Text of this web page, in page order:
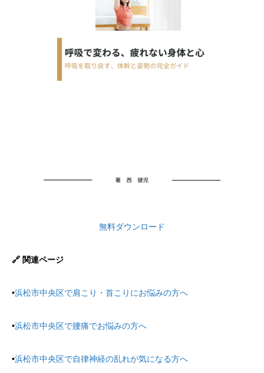
無料ダウンロード
🔗 関連ページ
•浜松市中央区で肩こり・首こりにお悩みの方へ
•浜松市中央区で腰痛でお悩みの方へ
•浜松市中央区で自律神経の乱れが気になる方へ